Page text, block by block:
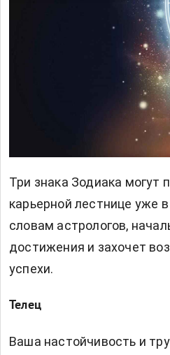
Три знака Зодиака могут
карьерной лестнице уже
словам астрологов,
достижения и захочет
успехи.
Телец
Ваша настойчивость и